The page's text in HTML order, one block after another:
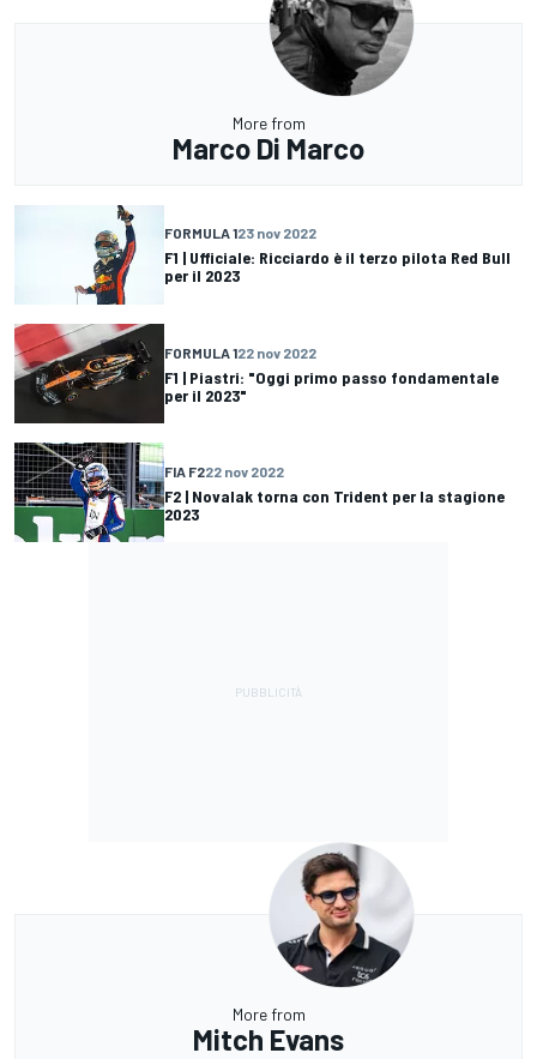
More from
Marco Di Marco
FORMULA 123 nov 2022
F1 | Ufficiale: Ricciardo è il terzo pilota Red Bull
per il 2023
FORMULA 122 nov 2022
F1 | Piastri: "Oggi primo passo fondamentale
per il 2023"
FIA F222 nov 2022
F2 | Novalak torna con Trident per la stagione
2023
More from
Mitch Evans